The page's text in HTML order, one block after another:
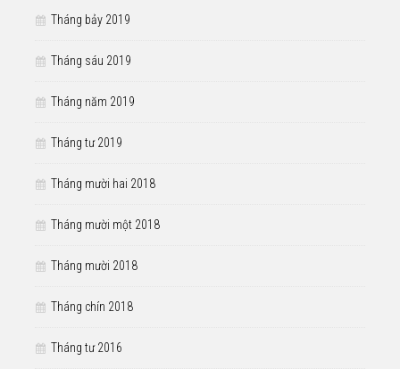
Tháng bảy 2019
Tháng sáu 2019
Tháng năm 2019
Tháng tư 2019
Tháng mười hai 2018
Tháng mười một 2018
Tháng mười 2018
Tháng chín 2018
Tháng tư 2016